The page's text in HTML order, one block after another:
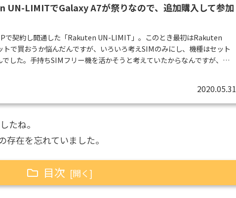
UN-LIMITでGalaxy A7が祭りなので、追加購入して参加
で契約し開通した「Rakuten UN-LIMIT」。このとき最初はRakuten
で買おうか悩んだんですが、いろいろ考えSIMのみにし、機種はセット
でした。手持ちSIMフリー機を活かそうと考えていたからなんですが、こ
をZenFone5Qにインストールする、という変則的な2台体...2020.05.31
たね。
在を忘れていました。
目次